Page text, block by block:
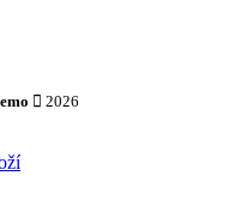
2026